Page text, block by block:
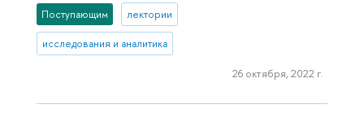
Поступающим лектории
исследования и аналитика
26 октября, 2022 г.